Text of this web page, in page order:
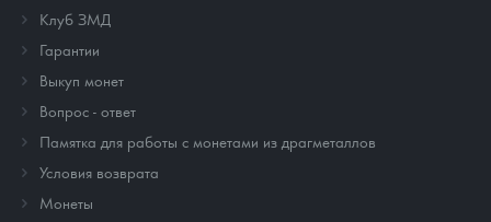
Клуб ЗМД
Гарантии
Выкуп монет
Вопрос - ответ
Памятка для работы с монетами из драгметаллов
Условия возврата
Монеты